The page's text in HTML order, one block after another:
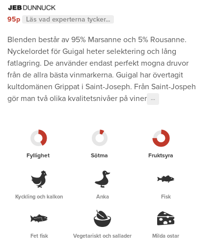
95p Läs vad experterna tycker...
Blenden består av 95% Marsanne och 5% Rousanne.
Nyckelordet för Guigal heter selektering och lång
fatlagring. De använder endast perfekt mogna druvor
från de allra bästa vinmarkerna. Guigal har övertagit
kultdomänen Grippat i Saint-Joseph. Från Saint-Jospeh
gör man två olika kvalitetsnivåer på viner
···
Fyllighet Sötma Fruktsyra
Kyckling och kalkon Anka Fisk
Fet fisk Vegetariskt och sallader Milda ostar